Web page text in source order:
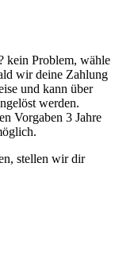
kein Problem, wähle
wir deine Zahlung
und kann über
werden.
Vorgaben 3 Jahre
stellen wir dir